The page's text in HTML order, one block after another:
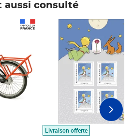
aussi consulté
Livraison offerte
Prix 7,50€